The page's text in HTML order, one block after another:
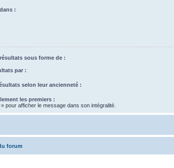
:
sous forme de :
par :
selon leur ancienneté :
les premiers :
pour afficher le message dans son intégralité.
forum